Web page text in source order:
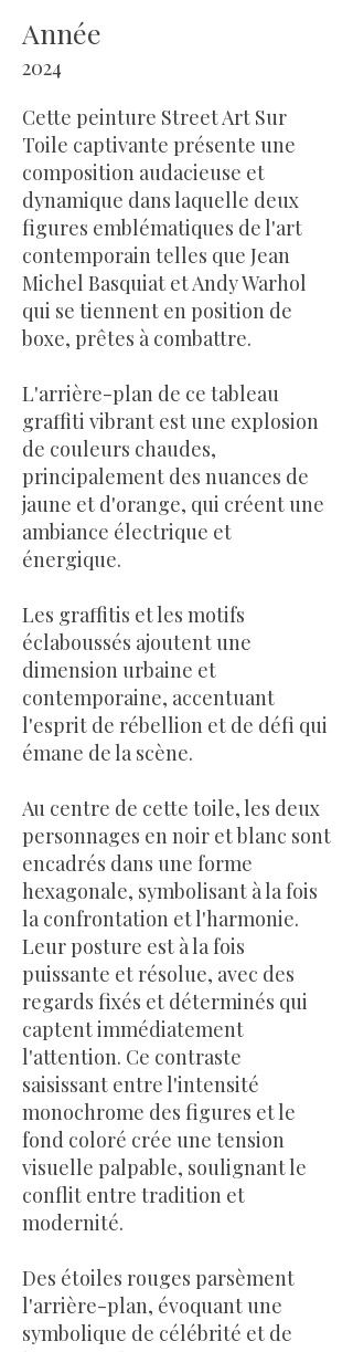
Année
2024
Cette peinture Street Art Sur
Toile captivante présente une
composition audacieuse et
dynamique dans laquelle deux
figures emblématiques de l'art
contemporain telles que Jean
Michel Basquiat et Andy Warhol
qui se tiennent en position de
boxe, prêtes à combattre.
L'arrière-plan de ce tableau
graffiti vibrant est une explosion
de couleurs chaudes,
principalement des nuances de
jaune et d'orange, qui créent une
ambiance électrique et
énergique.
Les graffitis et les motifs
éclaboussés ajoutent une
dimension urbaine et
contemporaine, accentuant
l'esprit de rébellion et de défi qui
émane de la scène.
Au centre de cette toile, les deux
personnages en noir et blanc sont
encadrés dans une forme
hexagonale, symbolisant à la fois
la confrontation et l'harmonie.
Leur posture est à la fois
puissante et résolue, avec des
regards fixés et déterminés qui
captent immédiatement
l'attention. Ce contraste
saisissant entre l'intensité
monochrome des figures et le
fond coloré crée une tension
visuelle palpable, soulignant le
conflit entre tradition et
modernité.
Des étoiles rouges parsèment
l'arrière-plan, évoquant une
symbolique de célébrité et de